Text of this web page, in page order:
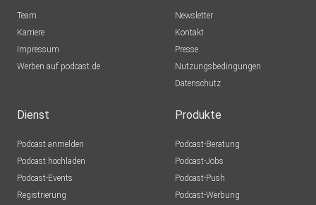
Team
Karriere
Impressum
Werben auf podcast.de
Newsletter
Kontakt
Presse
Nutzungsbedingungen
Datenschutz
Dienst
Podcast anmelden
Podcast hochladen
Podcast-Events
Registrierung
Produkte
Podcast-Beratung
Podcast-Jobs
Podcast-Push
Podcast-Werbung